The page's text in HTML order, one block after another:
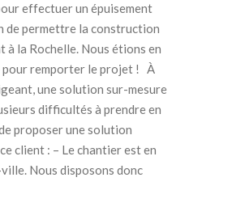
effectuer un épuisement
de permettre la construction
à la Rochelle. Nous étions en
pour remporter le projet ! À
une solution sur-mesure
difficultés à prendre en
proposer une solution
client : – Le chantier est en
Nous disposons donc